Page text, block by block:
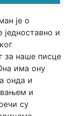
је о
и
за наше писце
има ону
онда и
и
су